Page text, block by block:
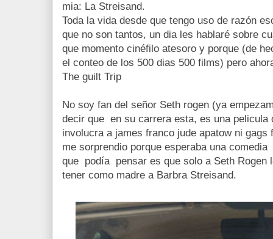
mia: La Streisand.
Toda la vida desde que tengo uso de razón
que no son tantos, un dia les hablaré sobre
que momento cinéfilo atesoro y porque (de
el conteo de los 500 dias 500 films) pero
The guilt Trip
No soy fan del señor Seth rogen (ya
decir que en su carrera esta, es una pelicula
involucra a james franco jude apatow ni gags
me sorprendio porque esperaba una
que podía pensar es que solo a Seth Rogen
tener como madre a Barbra Streisand.